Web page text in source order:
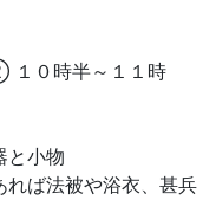
０時半～１１時
と小物
れば法被や浴衣、甚兵